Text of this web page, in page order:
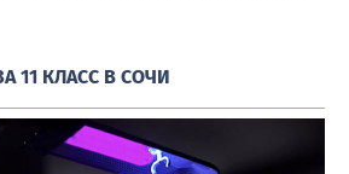
11 КЛАСС В СОЧИ